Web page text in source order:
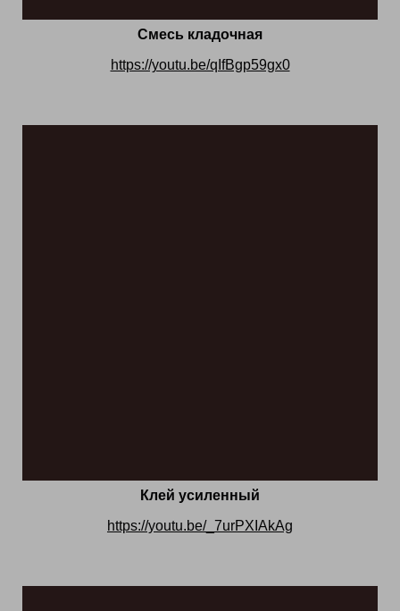
Смесь кладочная
https://youtu.be/qIfBgp59gx0
Клей усиленный
https://youtu.be/_7urPXIAkAg